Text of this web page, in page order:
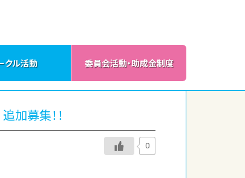
クル活動 委員会活動・助成金制度
加募集！！
0